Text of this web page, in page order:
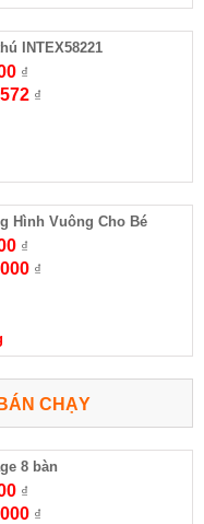
INTEX58221
₫
₫
Hình Vuông Cho Bé
₫
₫
CHẠY
8 bàn
₫
₫